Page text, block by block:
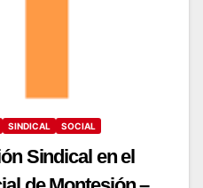
SINDICAL SOCIAL
Sindical en el